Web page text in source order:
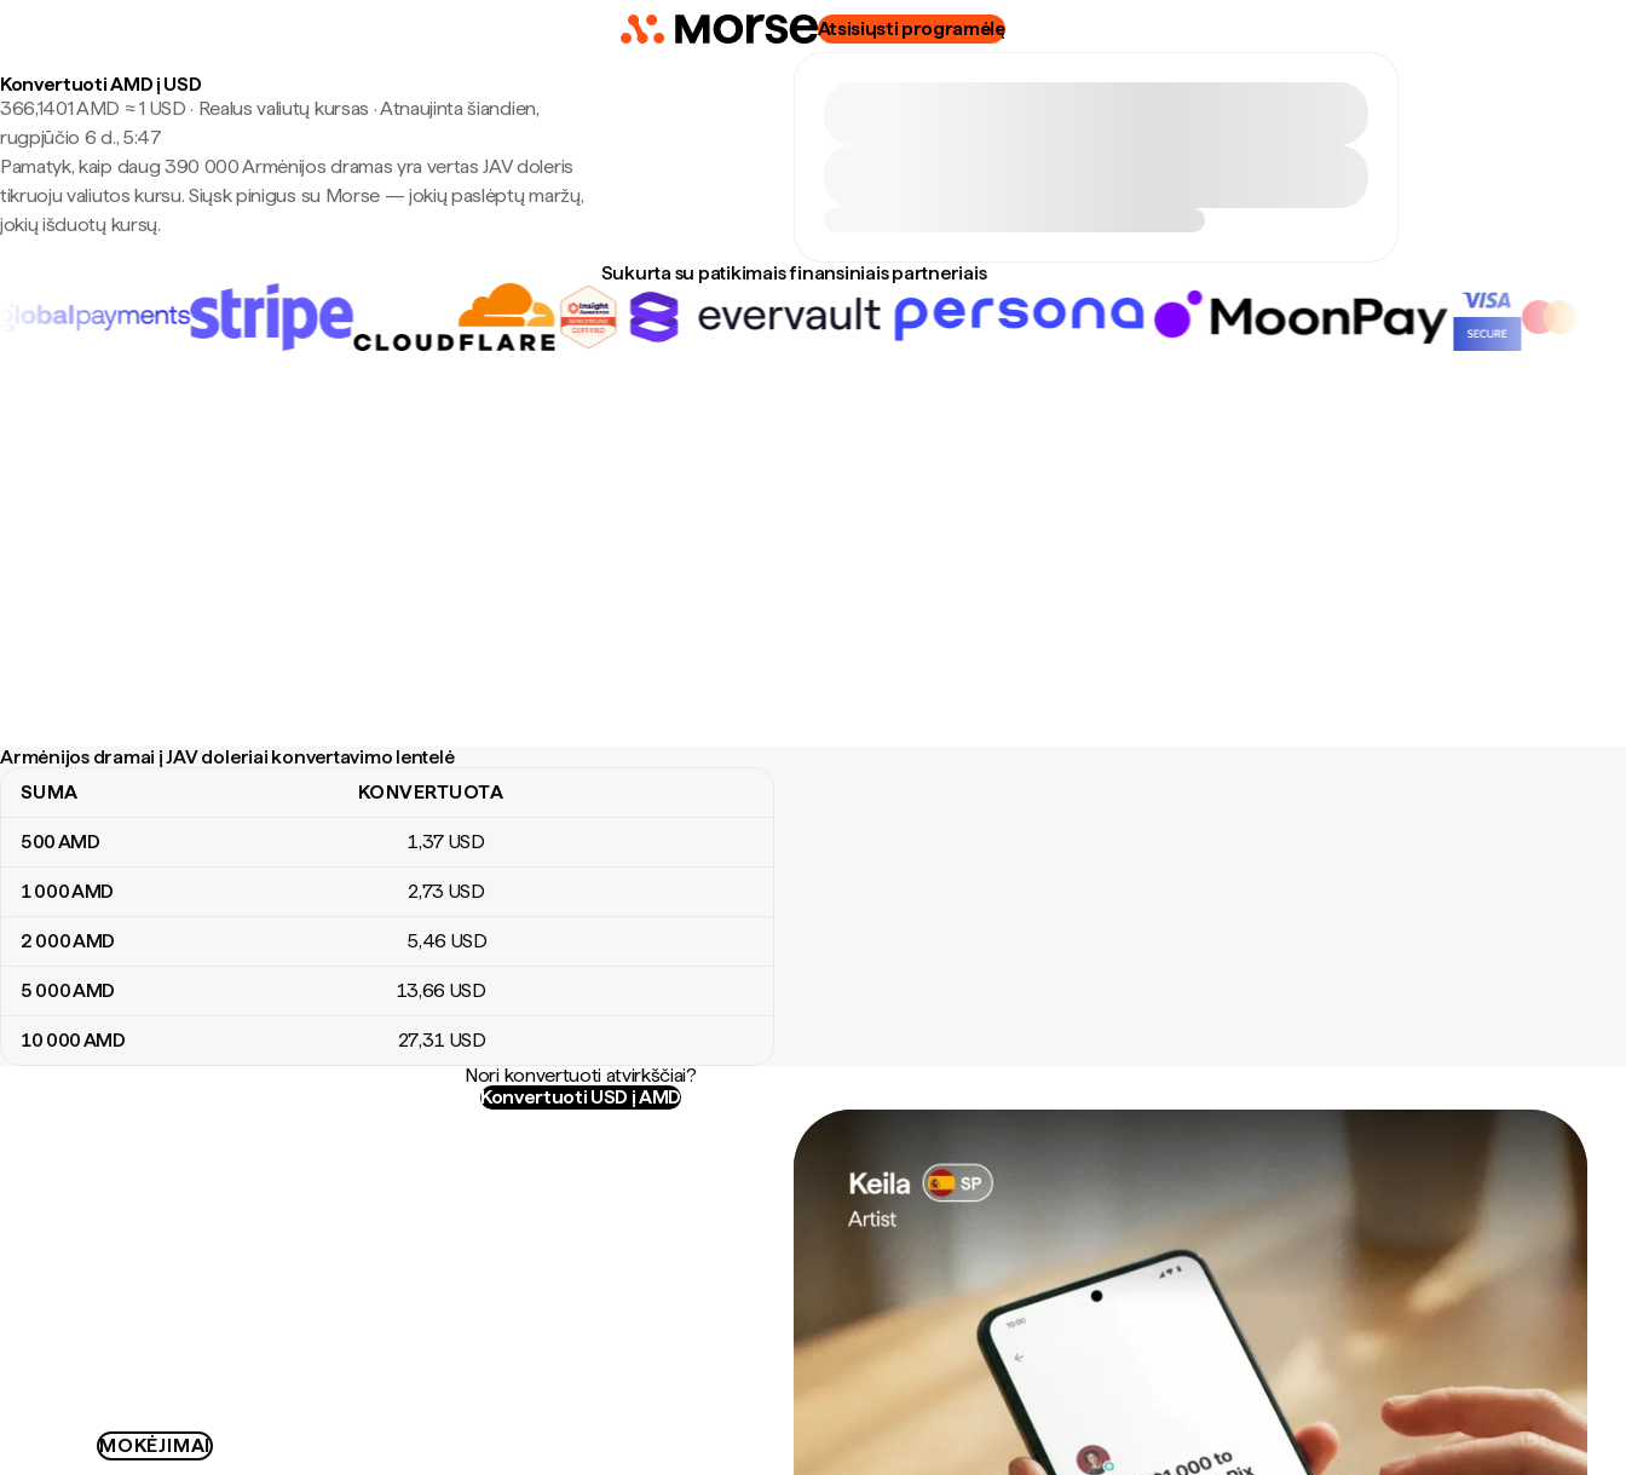
Atsisiųsti programėlę
Konvertuoti AMD į USD
366,1401 AMD ≈ 1 USD · Realus valiutų kursas ·Atnaujinta šiandien,
rugpjūčio 6 d., 5:47
Pamatyk, kaip daug 390 000 Armėnijos dramas yra vertas JAV doleris
tikruoju valiutos kursu. Siųsk pinigus su Morse — jokių paslėptų maržų,
jokių išduotų kursų.
Sukurta su patikimais finansiniais partneriais
Armėnijos dramai į JAV doleriai konvertavimo lentelė
Armėnijos dramai į JAV doleriai konvertavimo lentelė
SUMA KONVERTUOTA
500AMD 1,37 USD
1 000AMD 2,73 USD
2 000AMD 5,46 USD
5 000AMD 13,66 USD
10 000AMD 27,31 USD
Nori konvertuoti atvirkščiai?
Konvertuoti USD į AMD
MOKĖJIMAI